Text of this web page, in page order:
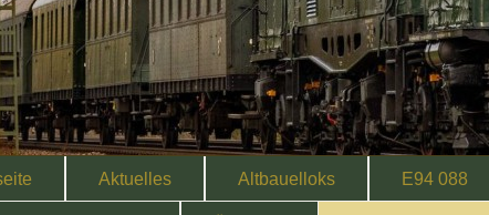
Aktuelles Altbauelloks E94 088